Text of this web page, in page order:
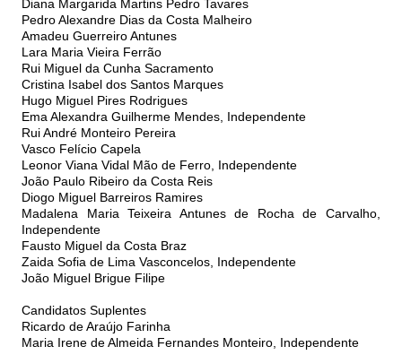
Diana Margarida Martins Pedro Tavares
Pedro Alexandre Dias da Costa Malheiro
Amadeu Guerreiro Antunes
Lara Maria Vieira Ferrão
Rui Miguel da Cunha Sacramento
Cristina Isabel dos Santos Marques
Hugo Miguel Pires Rodrigues
Ema Alexandra Guilherme Mendes, Independente
Rui André Monteiro Pereira
Vasco Felício Capela
Leonor Viana Vidal Mão de Ferro, Independente
João Paulo Ribeiro da Costa Reis
Diogo Miguel Barreiros Ramires
Madalena Maria Teixeira Antunes de Rocha de Carvalho,
Independente
Fausto Miguel da Costa Braz
Zaida Sofia de Lima Vasconcelos, Independente
João Miguel Brigue Filipe
Candidatos Suplentes
Ricardo de Araújo Farinha
Maria Irene de Almeida Fernandes Monteiro, Independente